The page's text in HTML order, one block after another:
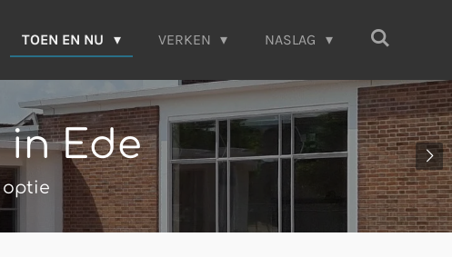
TOEN EN NU VERKEN NASLAG
in Ede
optie